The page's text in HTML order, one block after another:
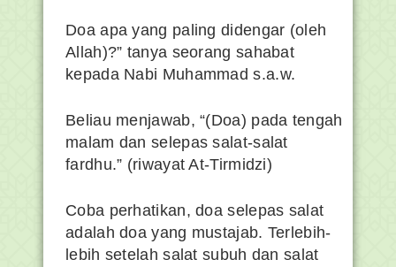
Doa apa yang paling didengar (oleh
Allah)?” tanya seorang sahabat
kepada Nabi Muhammad s.a.w.
Beliau menjawab, “(Doa) pada tengah
malam dan selepas salat-salat
fardhu.” (riwayat At-Tirmidzi)
Coba perhatikan, doa selepas salat
adalah doa yang mustajab. Terlebih-
lebih setelah salat subuh dan salat